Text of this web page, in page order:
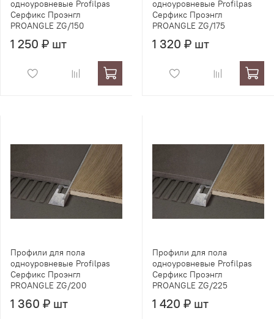
одноуровневые Profilpas
Серфикс Проэнгл
PROANGLE ZG/150
1 250 ₽ шт
одноуровневые Profilpas
Серфикс Проэнгл
PROANGLE ZG/175
1 320 ₽ шт
Профили для пола
одноуровневые Profilpas
Серфикс Проэнгл
PROANGLE ZG/200
1 360 ₽ шт
Профили для пола
одноуровневые Profilpas
Серфикс Проэнгл
PROANGLE ZG/225
1 420 ₽ шт